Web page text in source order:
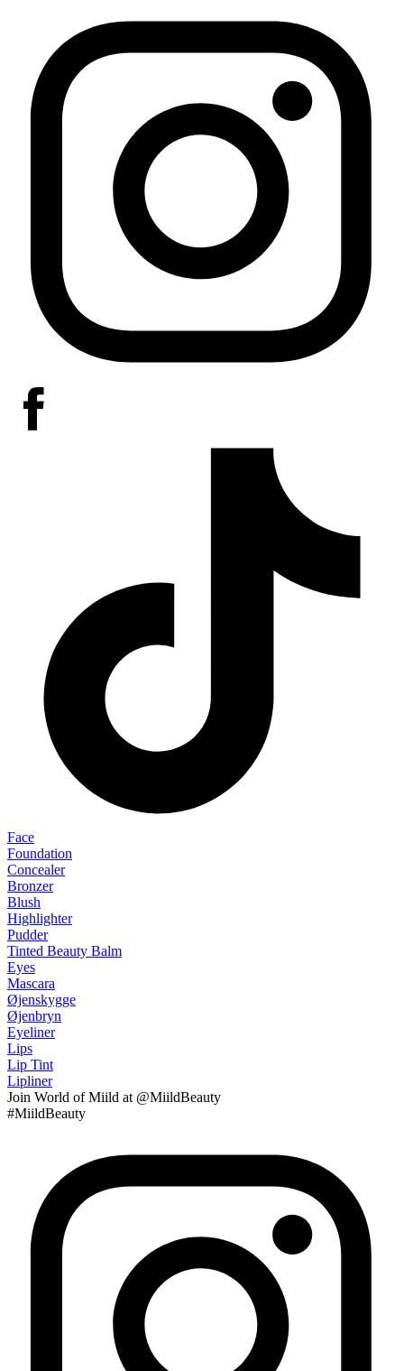
Face
Foundation
Concealer
Bronzer
Blush
Highlighter
Pudder
Tinted Beauty Balm
Eyes
Mascara
Øjenskygge
Øjenbryn
Eyeliner
Lips
Lip Tint
Lipliner
Join World of Miild at @MiildBeauty
#MiildBeauty